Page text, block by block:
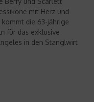
mit Herz und
die 63-jährige
für das exklusive
in den Stanglwirt